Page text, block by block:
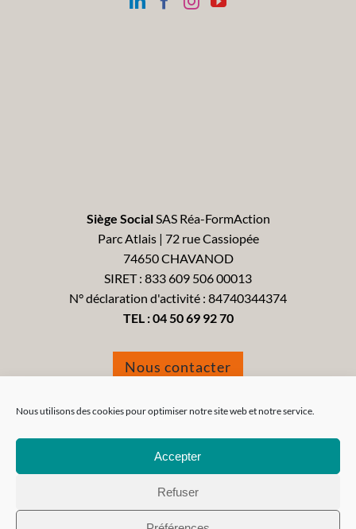
Nous utilisons des cookies pour optimiser notre site web et notre service.
Accepter
Refuser
Siège SocialSAS Réa-FormAction
Parc Atlais | 72 rue Cassiopée
74650 CHAVANOD
SIRET : 833 609 506 00013
N° déclaration d'activité : 84740344374
TEL :04 50 69 92 70
Nous contacter
Tous droits réservés 2021 - Réa-FormAction -